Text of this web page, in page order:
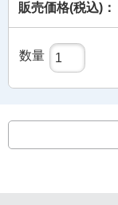
販売価格(税込)：
数量